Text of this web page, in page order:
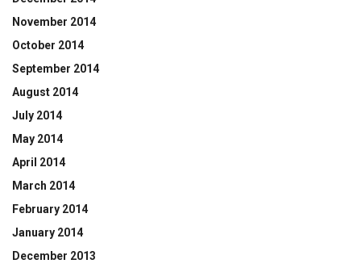
November 2014
October 2014
September 2014
August 2014
July 2014
May 2014
April 2014
March 2014
February 2014
January 2014
December 2013